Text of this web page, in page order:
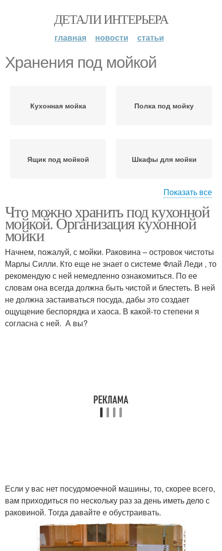
ДЕТАЛИ ИНТЕРЬЕРА
главная новости статьи
Хранения под мойкой
Кухонная мойка Полка под мойку
Ящик под мойкой Шкафы для мойки
Хранения на кухне
Порядок под кухонной
мойкой
Показать все
Что можно хранить под кухонной
мойкой. Организация кухонной
мойки
Начнем, пожалуй, с мойки. Раковина – островок чистоты
Марлы Силли. Кто еще не знает о системе Флай Леди , то
рекомендую с ней немедленно ознакомиться. По ее
словам она всегда должна быть чистой и блестеть. В ней
не должна застаиваться посуда, дабы это создает
ощущение беспорядка и хаоса. В какой-то степени я
согласна с ней. А вы?
Если у вас нет посудомоечной машины, то, скорее всего,
вам приходиться по нескольку раз за день иметь дело с
раковиной. Тогда давайте е обустраивать.